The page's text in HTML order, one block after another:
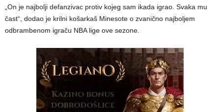
„On je najbolji defanzivac protiv kojeg sam ikada igrao. Svaka mu
čast“, dodao je krilni košarkaš Minesote o zvanično najboljem
odbrambenom igraču NBA lige ove sezone.